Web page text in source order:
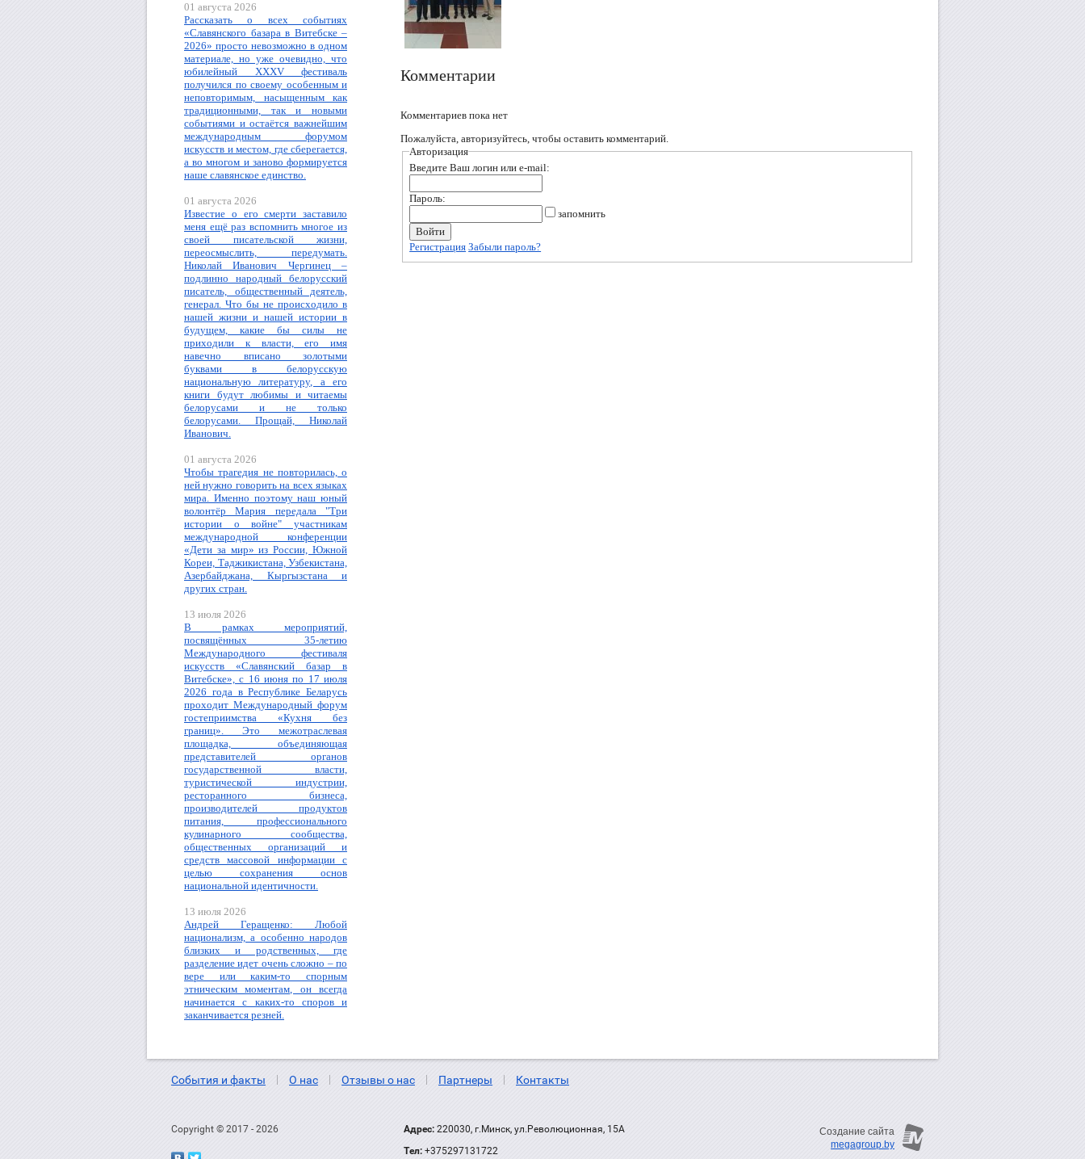
01 августа 2026
Рассказать о всех событиях
«Славянского базара в Витебске –
2026» просто невозможно в одном
материале, но уже очевидно, что
юбилейный XXXV фестиваль
получился по своему особенным и
неповторимым, насыщенным как
традиционными, так и новыми
событиями и остаётся важнейшим
международным форумом
искусств и местом, где сберегается,
а во многом и заново формируется
наше славянское единство.
01 августа 2026
Известие о его смерти заставило
меня ещё раз вспомнить многое из
своей писательской жизни,
переосмыслить, передумать.
Николай Иванович Чергинец –
подлинно народный белорусский
писатель, общественный деятель,
генерал. Что бы не происходило в
нашей жизни и нашей истории в
будущем, какие бы силы не
приходили к власти, его имя
навечно вписано золотыми
буквами в белорусскую
национальную литературу, а его
книги будут любимы и читаемы
белорусами и не только
белорусами. Прощай, Николай
Иванович.
01 августа 2026
Чтобы трагедия не повторилась, о
ней нужно говорить на всех языках
мира. Именно поэтому наш юный
волонтёр Мария передала "Три
истории о войне" участникам
международной конференции
«Дети за мир» из России, Южной
Кореи, Таджикистана, Узбекистана,
Азербайджана, Кыргызстана и
других стран.
13 июля 2026
В рамках мероприятий,
посвящённых 35-летию
Международного фестиваля
искусств «Славянский базар в
Витебске», с 16 июня по 17 июля
2026 года в Республике Беларусь
проходит Международный форум
гостеприимства «Кухня без
границ». Это межотраслевая
площадка, объединяющая
представителей органов
государственной власти,
туристической индустрии,
ресторанного бизнеса,
производителей продуктов
питания, профессионального
кулинарного сообщества,
общественных организаций и
средств массовой информации с
целью сохранения основ
национальной идентичности.
13 июля 2026
Андрей Геращенко: Любой
национализм, а особенно народов
близких и родственных, где
разделение идет очень сложно – по
вере или каким-то спорным
этническим моментам, он всегда
начинается с каких-то споров и
заканчивается резней.
Комментарии
Комментариев пока нет
Пожалуйста, авторизуйтесь, чтобы оставить комментарий.
Авторизация
Введите Ваш логин или e-mail:
Пароль:
запомнить
Регистрация Забыли пароль?
События и факты О нас Отзывы о нас Партнеры Контакты
Copyright © 2017 - 2026
Создание сайта
megagroup.by
Адрес: 220030, г.Минск, ул.Революционная, 15А
Тел: +375297131722